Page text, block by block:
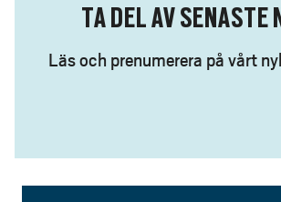
TA DEL AV SENASTE
Läs och prenumerera på vårt